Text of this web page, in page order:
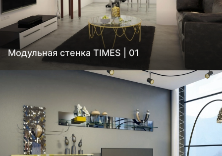
Модульная стенка TIMES | 01